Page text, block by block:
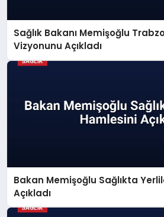
Sağlık Bakanı Memişoğlu
Vizyonunu Açıkladı
Bakan Memişoğlu Sağlıkta
Açıkladı